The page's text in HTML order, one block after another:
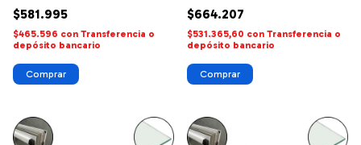
$581.995
$465.596 con Transferencia o
depósito bancario
$664.207
$531.365,60 con Transferencia o
depósito bancario